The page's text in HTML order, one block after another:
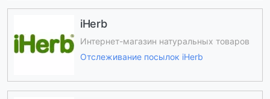
iHerb
Интернет-магазин натуральных товаров
Отслеживание посылок iHerb